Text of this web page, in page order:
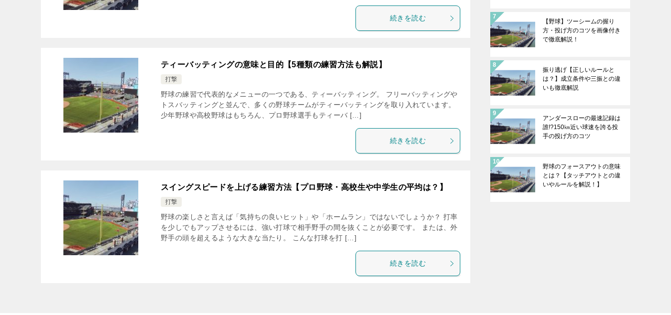
続きを読む
ティーバッティングの意味と目的【5種類の練習方法も解説】
打撃
野球の練習で代表的なメニューの一つである、ティーバッティング。 フリーバッティングや
トスバッティングと並んで、多くの野球チームがティーバッティングを取り入れています。
少年野球や高校野球はもちろん、プロ野球選手もティーバ […]
続きを読む
スイングスピードを上げる練習方法【プロ野球・高校生や中学生の平均は？】
打撃
野球の楽しさと言えば「気持ちの良いヒット」や「ホームラン」ではないでしょうか？ 打率
を少しでもアップさせるには、強い打球で相手野手の間を抜くことが必要です。 または、外
野手の頭を超えるような大きな当たり。 こんな打球を打 […]
続きを読む
【野球】ツーシームの握り
方・投げ方のコツを画像付き
で徹底解説！
振り逃げ【正しいルールと
は？】成立条件や三振との違
いも徹底解説
アンダースローの最速記録は
誰!?150㎞近い球速を誇る投
手の投げ方のコツ
野球のフォースアウトの意味
とは？【タッチアウトとの違
いやルールを解説！】